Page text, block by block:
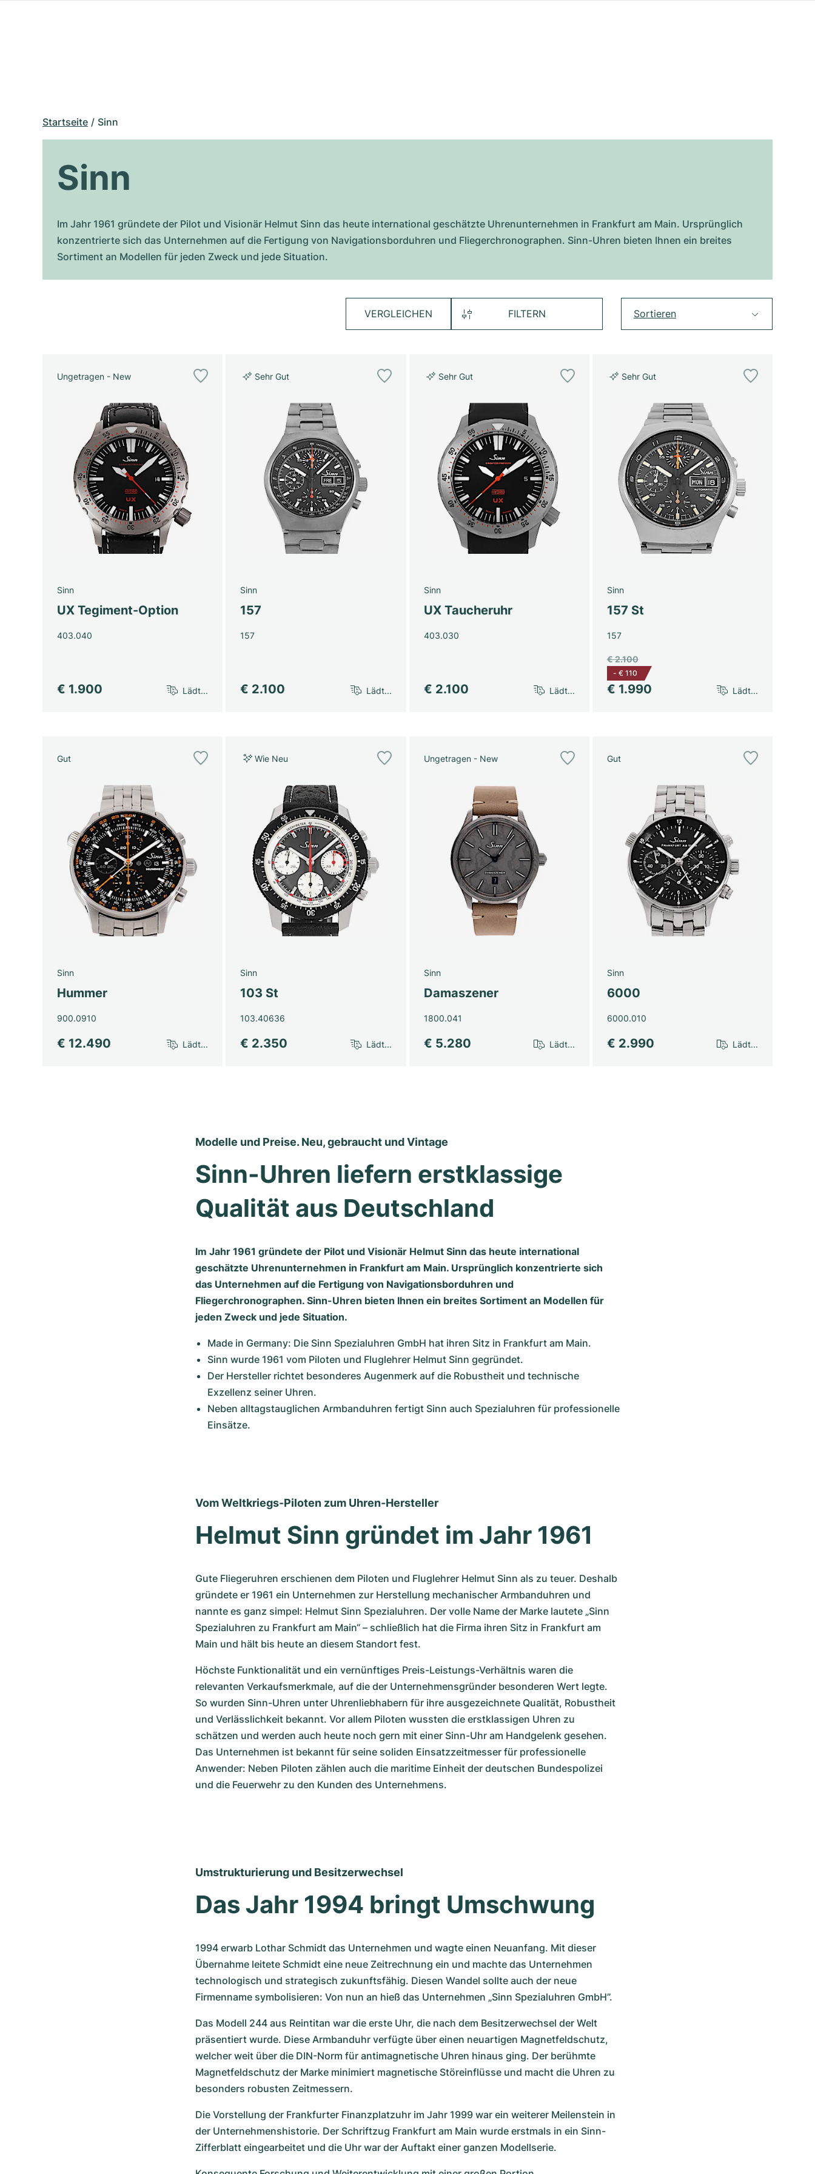
Startseite Sinn
Sinn
Im Jahr 1961 gründete der Pilot und Visionär Helmut Sinn das heute international geschätzte Uhrenunternehmen in Frankfurt am Main. Ursprünglich
konzentrierte sich das Unternehmen auf die Fertigung von Navigationsborduhren und Fliegerchronographen. Sinn-Uhren bieten Ihnen ein breites
Sortiment an Modellen für jeden Zweck und jede Situation.
VERGLEICHEN FILTERN Sortieren
Ungetragen - New
Sinn
UX Tegiment-Option
403.040
€ 1.900 Lädt...
Sehr Gut
Sinn
157
157
€ 2.100 Lädt...
Sehr Gut
Sinn
UX Taucheruhr
403.030
€ 2.100 Lädt...
Sehr Gut
Sinn
157 St
157
€ 1.990
€ 2.100
- € 110
Lädt...
Gut
Sinn
Hummer
900.0910
€ 12.490 Lädt...
Wie Neu
Sinn
103 St
103.40636
€ 2.350 Lädt...
Ungetragen - New
Sinn
Damaszener
1800.041
€ 5.280 Lädt...
Gut
Sinn
6000
6000.010
€ 2.990 Lädt...
Modelle und Preise. Neu, gebraucht und Vintage
Sinn-Uhren liefern erstklassige
Qualität aus Deutschland
Im Jahr 1961 gründete der Pilot und Visionär Helmut Sinn das heute international
geschätzte Uhrenunternehmen in Frankfurt am Main. Ursprünglich konzentrierte sich
das Unternehmen auf die Fertigung von Navigationsborduhren und
Fliegerchronographen. Sinn-Uhren bieten Ihnen ein breites Sortiment an Modellen für
jeden Zweck und jede Situation.
Made in Germany: Die Sinn Spezialuhren GmbH hat ihren Sitz in Frankfurt am Main.
Sinn wurde 1961 vom Piloten und Fluglehrer Helmut Sinn gegründet.
Der Hersteller richtet besonderes Augenmerk auf die Robustheit und technische
Exzellenz seiner Uhren.
Neben alltagstauglichen Armbanduhren fertigt Sinn auch Spezialuhren für professionelle
Einsätze.
Vom Weltkriegs-Piloten zum Uhren-Hersteller
Helmut Sinn gründet im Jahr 1961
Gute Fliegeruhren erschienen dem Piloten und Fluglehrer Helmut Sinn als zu teuer. Deshalb
gründete er 1961 ein Unternehmen zur Herstellung mechanischer Armbanduhren und
nannte es ganz simpel: Helmut Sinn Spezialuhren. Der volle Name der Marke lautete „Sinn
Spezialuhren zu Frankfurt am Main“ – schließlich hat die Firma ihren Sitz in Frankfurt am
Main und hält bis heute an diesem Standort fest.
Höchste Funktionalität und ein vernünftiges Preis-Leistungs-Verhältnis waren die
relevanten Verkaufsmerkmale, auf die der Unternehmensgründer besonderen Wert legte.
So wurden Sinn-Uhren unter Uhrenliebhabern für ihre ausgezeichnete Qualität, Robustheit
und Verlässlichkeit bekannt. Vor allem Piloten wussten die erstklassigen Uhren zu
schätzen und werden auch heute noch gern mit einer Sinn-Uhr am Handgelenk gesehen.
Das Unternehmen ist bekannt für seine soliden Einsatzzeitmesser für professionelle
Anwender: Neben Piloten zählen auch die maritime Einheit der deutschen Bundespolizei
und die Feuerwehr zu den Kunden des Unternehmens.
Umstrukturierung und Besitzerwechsel
Das Jahr 1994 bringt Umschwung
1994 erwarb Lothar Schmidt das Unternehmen und wagte einen Neuanfang. Mit dieser
Übernahme leitete Schmidt eine neue Zeitrechnung ein und machte das Unternehmen
technologisch und strategisch zukunftsfähig. Diesen Wandel sollte auch der neue
Firmenname symbolisieren: Von nun an hieß das Unternehmen „Sinn Spezialuhren GmbH”.
Das Modell 244 aus Reintitan war die erste Uhr, die nach dem Besitzerwechsel der Welt
präsentiert wurde. Diese Armbanduhr verfügte über einen neuartigen Magnetfeldschutz,
welcher weit über die DIN-Norm für antimagnetische Uhren hinaus ging. Der berühmte
Magnetfeldschutz der Marke minimiert magnetische Störeinflüsse und macht die Uhren zu
besonders robusten Zeitmessern.
Die Vorstellung der Frankfurter Finanzplatzuhr im Jahr 1999 war ein weiterer Meilenstein in
der Unternehmenshistorie. Der Schriftzug Frankfurt am Main wurde erstmals in ein Sinn-
Zifferblatt eingearbeitet und die Uhr war der Auftakt einer ganzen Modellserie.